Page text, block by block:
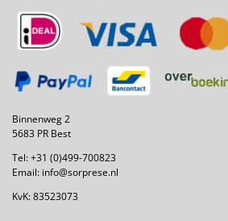
Binnenweg 2
5683 PR Best
Tel:+31 (0)499-700823
Email: info@sorprese.nl
KvK: 83523073